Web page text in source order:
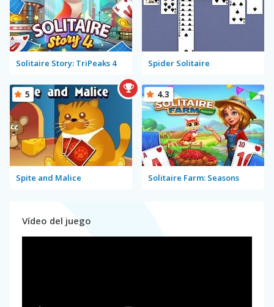
Solitaire Story: TriPeaks 4 Spider Solitaire
Spite and Malice
5
Solitaire Farm: Seasons
4.3
Vídeo del juego